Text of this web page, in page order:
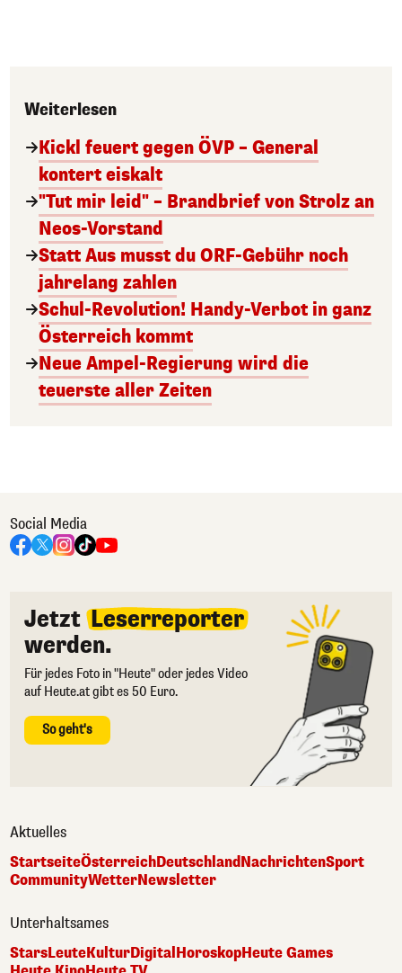
Weiterlesen
Kickl feuert gegen ÖVP – General
kontert eiskalt
"Tut mir leid" – Brandbrief von Strolz an
Neos-Vorstand
Statt Aus musst du ORF-Gebühr noch
jahrelang zahlen
Schul-Revolution! Handy-Verbot in ganz
Österreich kommt
Neue Ampel-Regierung wird die
teuerste aller Zeiten
Social Media
Jetzt Leserreporter
werden.
Für jedes Foto in "Heute" oder jedes Video
auf Heute.at gibt es 50 Euro.
So geht's
Aktuelles
StartseiteÖsterreichDeutschlandNachrichtenSport
CommunityWetterNewsletter
Unterhaltsames
StarsLeuteKulturDigital HoroskopHeute Games